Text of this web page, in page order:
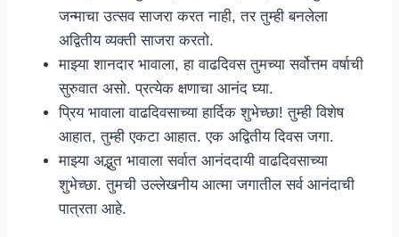
जन्माचा उत्सव साजरा करत नाही, तर तुम्ही बनलेला
अद्वितीय व्यक्ती साजरा करतो.
माझ्या शानदार भावाला, हा वाढदिवस तुमच्या सर्वोत्तम वर्षाची
सुरुवात असो. प्रत्येक क्षणाचा आनंद घ्या.
प्रिय भावाला वाढदिवसाच्या हार्दिक शुभेच्छा! तुम्ही विशेष
आहात, तुम्ही एकटा आहात. एक अद्वितीय दिवस जगा.
माझ्या अद्भुत भावाला सर्वात आनंददायी वाढदिवसाच्या
शुभेच्छा. तुमची उल्लेखनीय आत्मा जगातील सर्व आनंदाची
पात्रता आहे.